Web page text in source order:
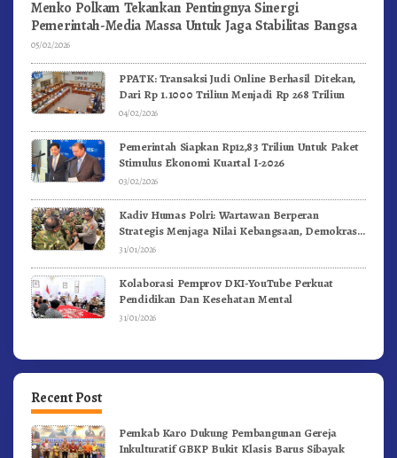
Menko Polkam Tekankan Pentingnya Sinergi
Pemerintah-Media Massa Untuk Jaga Stabilitas Bangsa
05/02/2026
PPATK: Transaksi Judi Online Berhasil Ditekan,
Dari Rp 1.1000 Triliun Menjadi Rp 268 Triliun
04/02/2026
Pemerintah Siapkan Rp12,83 Triliun Untuk Paket
Stimulus Ekonomi Kuartal I-2026
03/02/2026
Kadiv Humas Polri: Wartawan Berperan
Strategis Menjaga Nilai Kebangsaan, Demokrasi,
dan NKRI
31/01/2026
Kolaborasi Pemprov DKI-YouTube Perkuat
Pendidikan Dan Kesehatan Mental
31/01/2026
Recent Post
Pemkab Karo Dukung Pembangunan Gereja
Inkulturatif GBKP Bukit Klasis Barus Sibayak